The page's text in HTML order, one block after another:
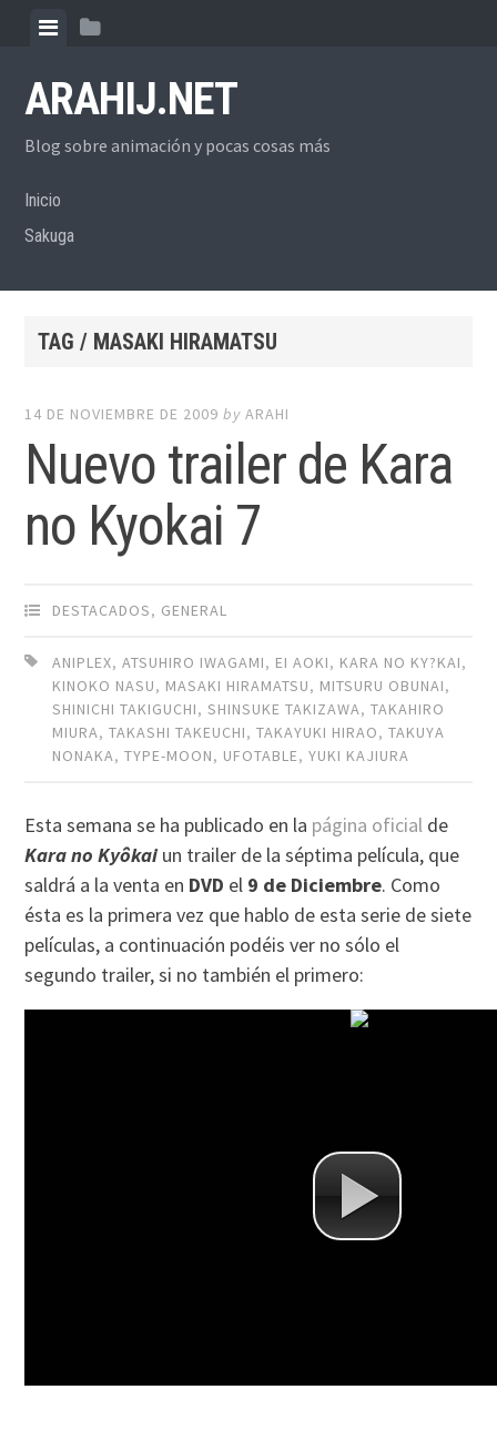
content
ViewView
ARAHIJ.NET
Blog sobre animación y pocas cosas más
Inicio
Sakuga
TAG / MASAKI HIRAMATSU
14 DE NOVIEMBRE DE 2009 byARAHI
Nuevo trailer de Kara
no Kyokai 7
DESTACADOS, GENERAL
ANIPLEX,ATSUHIRO IWAGAMI, EI AOKI, KARA NO KY?KAI,
KINOKO NASU, MASAKI HIRAMATSU, MITSURU OBUNAI,
SHINICHI TAKIGUCHI,SHINSUKE TAKIZAWA,TAKAHIRO
MIURA,TAKASHI TAKEUCHI,TAKAYUKI HIRAO,TAKUYA
NONAKA,TYPE-MOON, UFOTABLE,YUKI KAJIURA
Esta semana se ha publicado en la página oficial de
Kara no Kyôkaiun trailer de la séptima película, que
saldrá a la venta en DVD el 9 de Diciembre. Como
ésta es la primera vez que hablo de esta serie de siete
películas, a continuación podéis ver no sólo el
segundo trailer, si no también el primero: